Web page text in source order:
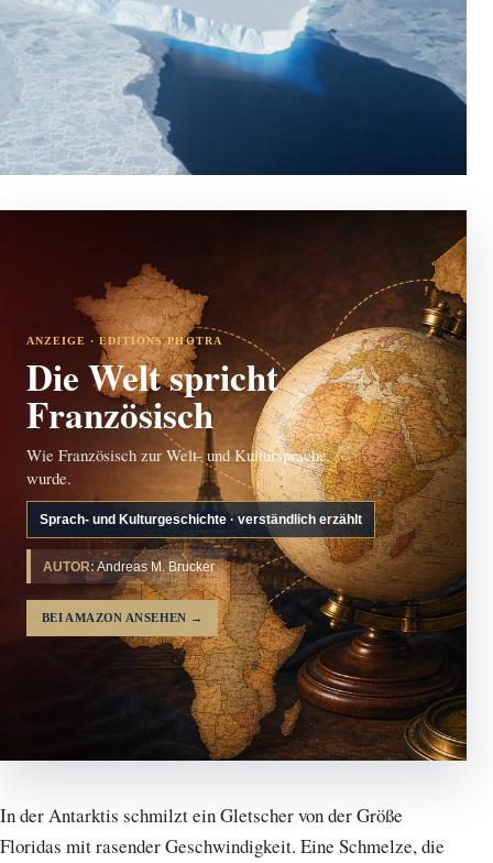
ANZEIGE · EDITIONS PHOTRA
Die Welt spricht
Französisch
Wie Französisch zur Welt- und Kultursprache
wurde.
Sprach- und Kulturgeschichte · verständlich erzählt
AUTOR: Andreas M. Brucker
BEI AMAZON ANSEHEN →
In der Antarktis schmilzt ein Gletscher von der Größe
Floridas mit rasender Geschwindigkeit. Eine Schmelze, die